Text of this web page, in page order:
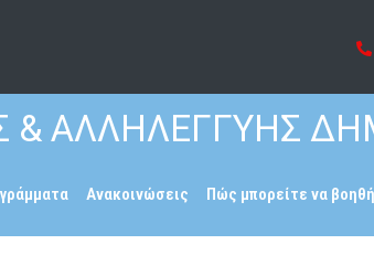
ΑΛΛΗΛΕΓΓΥΗΣ
Ανακοινώσεις Πώς μπορείτε να